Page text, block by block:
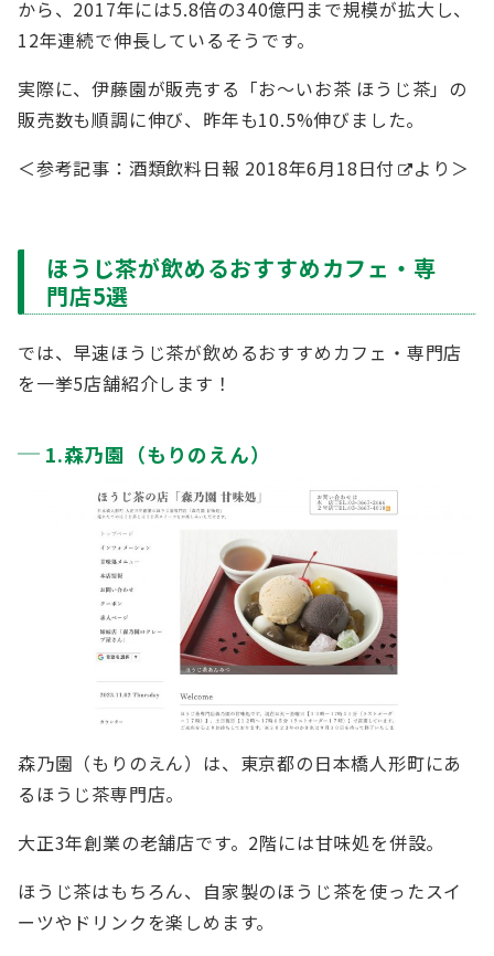
から、2017年には5.8倍の340億円まで規模が拡大し、
12年連続で伸長しているそうです。
実際に、伊藤園が販売する「お〜いお茶 ほうじ茶」の
販売数も順調に伸び、昨年も10.5%伸びました。
＜参考記事： 酒類飲料日報 2018年6月18日付 より＞
ほうじ茶が飲めるおすすめカフェ・専
門店5選
では、早速ほうじ茶が飲めるおすすめカフェ・専門店
を一挙5店舗紹介します！
1.森乃園（もりのえん）
森乃園（もりのえん）は、東京都の日本橋人形町にあ
るほうじ茶専門店。
大正3年創業の老舗店です。2階には甘味処を併設。
ほうじ茶はもちろん、自家製のほうじ茶を使ったスイ
ーツやドリンクを楽しめます。